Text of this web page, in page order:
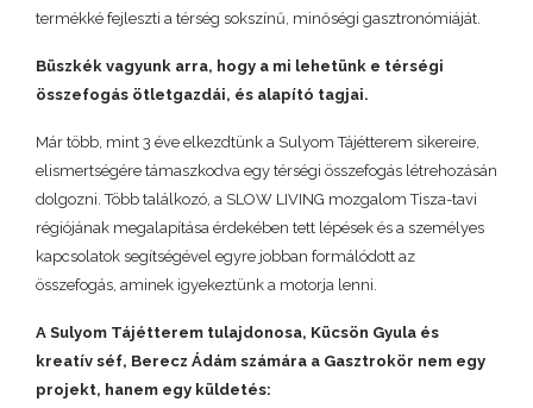
termékké fejleszti a térség sokszínű, minőségi gasztronómiáját.
Büszkék vagyunk arra, hogy a mi lehetünk e térségi
összefogás ötletgazdái, és alapító tagjai.
Már több, mint 3 éve elkezdtünk a Sulyom Tájétterem sikereire,
elismertségére támaszkodva egy térségi összefogás létrehozásán
dolgozni. Több találkozó, a SLOW LIVING mozgalom Tisza-tavi
régiójának megalapítása érdekében tett lépések és a személyes
kapcsolatok segítségével egyre jobban formálódott az
összefogás, aminek igyekeztünk a motorja lenni.
A Sulyom Tájétterem tulajdonosa, Kücsön Gyula és
kreatív séf, Berecz Ádám számára a Gasztrokör nem egy
projekt, hanem egy küldetés: